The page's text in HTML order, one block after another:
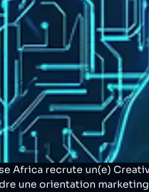
Africa recrute un(e)
une orientation